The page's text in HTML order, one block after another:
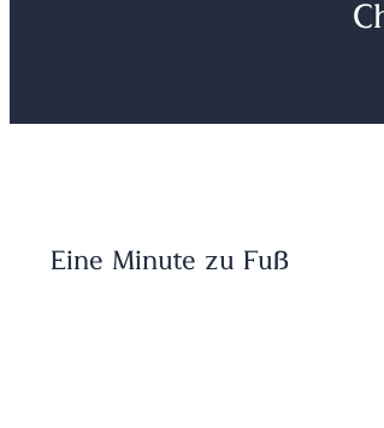
Eine Minute zu Fuß